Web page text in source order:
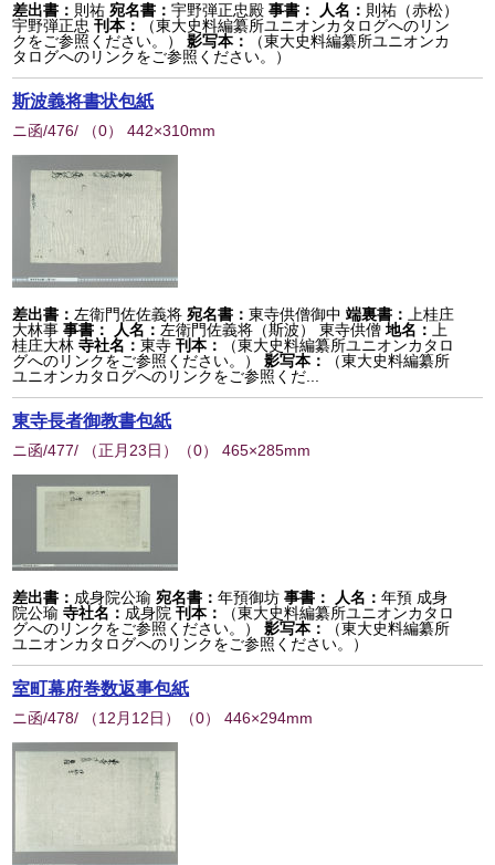
差出書： 則祐 宛名書：宇野弾正忠殿 事書： 人名： 則祐（赤松）
宇野弾正忠 刊本：
（東大史料編纂所ユニオンカタログへのリン
クをご参照ください。）
影写本：
（東大史料編纂所ユニオンカ
タログへのリンクをご参照ください。）
斯波義将書状包紙
ニ函/476/ （0） 442×310mm
差出書： 左衛門佐佐義将 宛名書：東寺供僧御中 端裏書：
上桂庄
大林事 事書： 人名： 左衛門佐義将（斯波） 東寺供僧 地名：
上
桂庄大林 寺社名：東寺 刊本：
（東大史料編纂所ユニオンカタロ
グへのリンクをご参照ください。）
影写本：
（東大史料編纂所
ユニオンカタログへのリンクをご参照くだ...
東寺長者御教書包紙
ニ函/477/ （正月23日） （0） 465×285mm
差出書： 成身院公瑜 宛名書：年預御坊 事書： 人名：年預 成身
院公瑜 寺社名： 成身院 刊本：
（東大史料編纂所ユニオンカタロ
グへのリンクをご参照ください。）
影写本：
（東大史料編纂所
ユニオンカタログへのリンクをご参照ください。）
室町幕府巻数返事包紙
ニ函/478/ （12月12日） （0） 446×294mm